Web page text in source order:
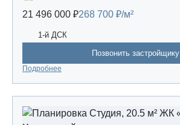
21 496 000 ₽268 700 ₽/м²
1-й ДСК
Позвонить застройщику
Подробнее